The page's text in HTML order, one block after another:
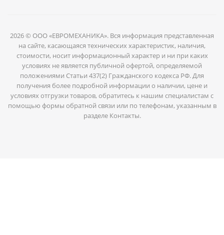
2026 © ООО «ЕВРОМЕХАНИКА». Вся информация представленная
на сайте, касающаяся технических характеристик, наличия,
стоимости, носит информационный характер и ни при каких
условиях не является публичной офертой, определяемой
положениями Статьи 437(2) Гражданского кодекса РФ. Для
получения более подробной информации о наличии, цене и
условиях отгрузки товаров, обратитесь к нашим специалистам с
помощью формы обратной связи или по телефонам, указанным в
разделе Контакты.